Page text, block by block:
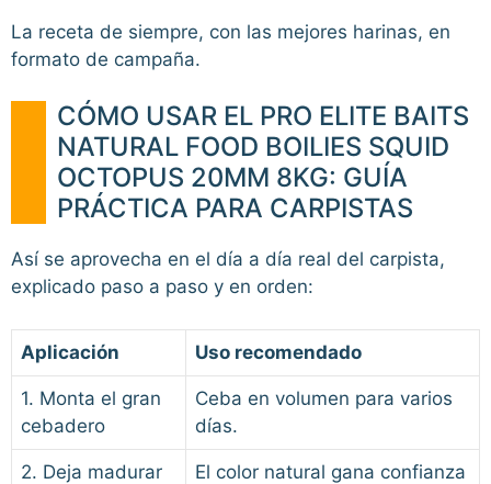
La receta de siempre, con las mejores harinas, en
formato de campaña.
CÓMO USAR EL PRO ELITE BAITS
NATURAL FOOD BOILIES SQUID
OCTOPUS 20MM 8KG: GUÍA
PRÁCTICA PARA CARPISTAS
Así se aprovecha en el día a día real del carpista,
explicado paso a paso y en orden:
Aplicación Uso recomendado
1. Monta el gran
cebadero
Ceba en volumen para varios
días.
2. Deja madurar
El color natural gana confianza